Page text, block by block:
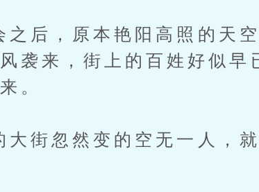
后，原本艳阳高照的天空
袭来，街上的百姓好似早
。
街忽然变的空无一人，就